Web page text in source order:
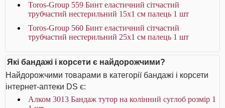
Toros-Group 559 Бинт еластичний сітчастий
трубчастий нестерильний 15х1 см палець 1 шт
Toros-Group 560 Бинт еластичний сітчастий
трубчастий нестерильний 25х1 см палець 1 шт
Які бандажі і корсети є найдорожчими?
Найдорожчими товарами в категорії бандажі і корсети
інтернет-аптеки DS є:
Алком 3013 Бандаж тутор на колінний суглоб розмір 1